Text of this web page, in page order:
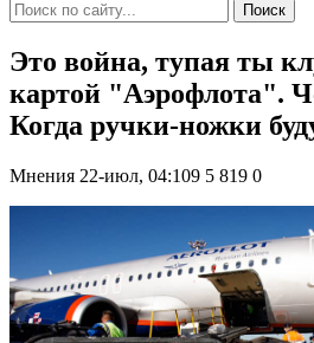
Поиск
Это война, тупая ты
картой "Аэрофлота".
Когда ручки-ножки
Мнения 22-июл, 04:109 5 819 0